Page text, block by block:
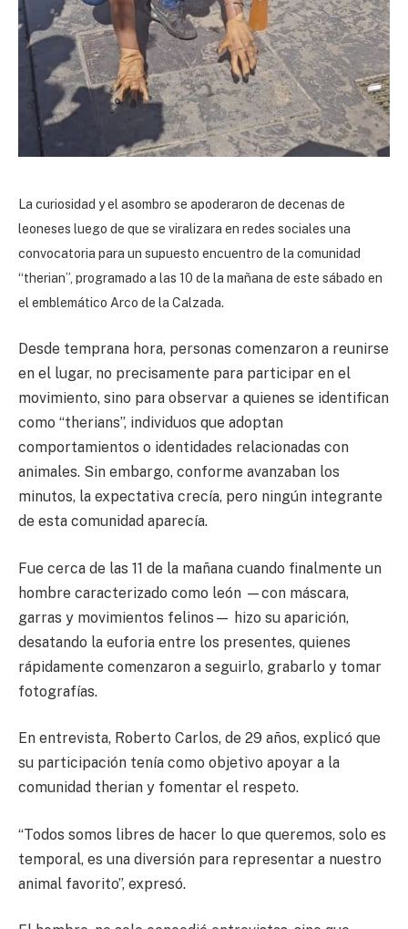
La curiosidad y el asombro se apoderaron de decenas de
leoneses luego de que se viralizara en redes sociales una
convocatoria para un supuesto encuentro de la comunidad
“therian”, programado a las 10 de la mañana de este sábado en
el emblemático Arco de la Calzada.
Desde temprana hora, personas comenzaron a reunirse
en el lugar, no precisamente para participar en el
movimiento, sino para observar a quienes se identifican
como “therians”, individuos que adoptan
comportamientos o identidades relacionadas con
animales. Sin embargo, conforme avanzaban los
minutos, la expectativa crecía, pero ningún integrante
de esta comunidad aparecía.
Fue cerca de las 11 de la mañana cuando finalmente un
hombre caracterizado como león —con máscara,
garras y movimientos felinos— hizo su aparición,
desatando la euforia entre los presentes, quienes
rápidamente comenzaron a seguirlo, grabarlo y tomar
fotografías.
En entrevista, Roberto Carlos, de 29 años, explicó que
su participación tenía como objetivo apoyar a la
comunidad therian y fomentar el respeto.
“Todos somos libres de hacer lo que queremos, solo es
temporal, es una diversión para representar a nuestro
animal favorito”, expresó.